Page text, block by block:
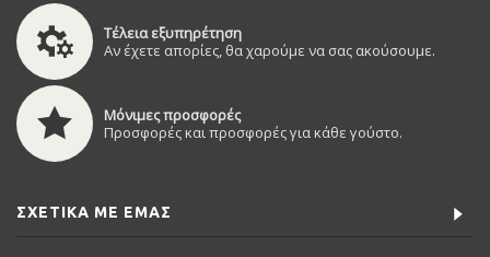
Τέλεια εξυπηρέτηση
Αν έχετε απορίες, θα χαρούμε να σας ακούσουμε.
Μόνιμες προσφορές
Προσφορές και προσφορές για κάθε γούστο.
ΣΧΕΤΙΚΆ ΜΕ ΕΜΆΣ